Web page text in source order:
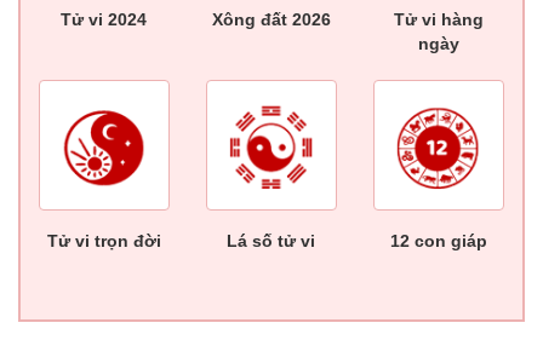
Tử vi 2024 Xông đất 2026
Tử vi hàng
ngày
Tử vi trọn đời Lá số tử vi 12 con giáp